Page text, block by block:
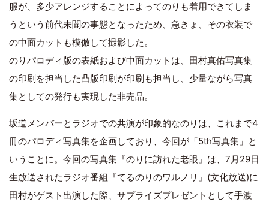
服が、多少アレンジすることによってのりも着用できてしま
うという前代未聞の事態となったため、急きょ、その衣装で
の中面カットも模倣して撮影した。
のりパロディ版の表紙および中面カットは、田村真佑写真集
の印刷を担当した凸版印刷が印刷も担当し、少量ながら写真
集としての発行も実現した非売品。
坂道メンバーとラジオでの共演が印象的なのりは、これまで4
冊のパロディ写真集を企画しており、今回が「5th写真集」と
いうことに。今回の写真集『のりに訪れた老眼』は、7月29日
生放送されたラジオ番組『てるのりのワルノリ』(文化放送)に
田村がゲスト出演した際、サプライズプレゼントとして手渡